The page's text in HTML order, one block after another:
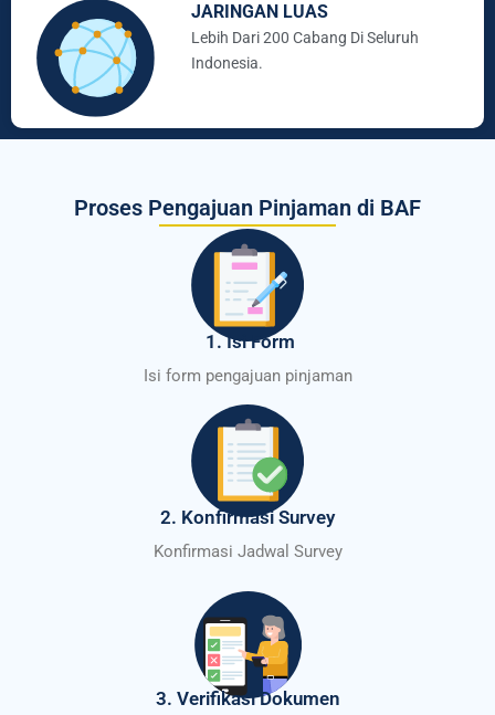
JARINGAN LUAS
Lebih Dari 200 Cabang Di Seluruh
Indonesia.
Proses Pengajuan Pinjaman di BAF
1. Isi Form
Isi form pengajuan pinjaman
2. Konfirmasi Survey
Konfirmasi Jadwal Survey
3. Verifikasi Dokumen